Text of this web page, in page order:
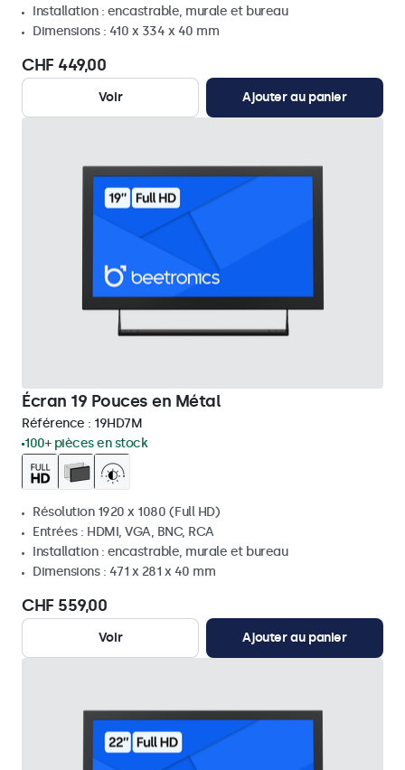
Installation : encastrable, murale et bureau
Dimensions : 410 x 334 x 40 mm
CHF 449,00
Voir Ajouter au panier
Écran 19 Pouces en Métal
Référence : 19HD7M
100+ pièces en stock
Résolution 1920 x 1080 (Full HD)
Entrées : HDMI, VGA, BNC, RCA
Installation : encastrable, murale et bureau
Dimensions : 471 x 281 x 40 mm
CHF 559,00
Voir Ajouter au panier